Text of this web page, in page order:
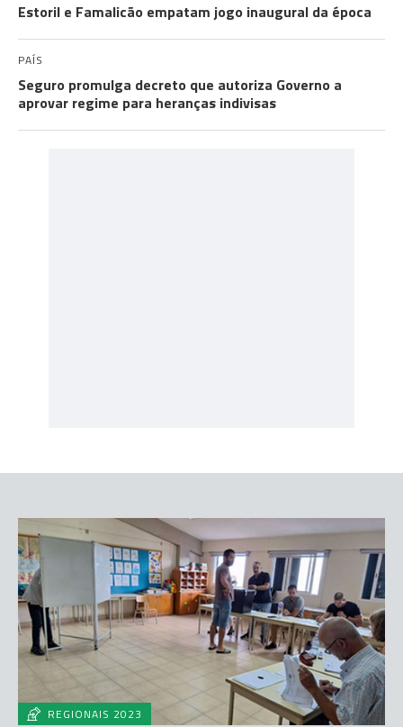
Estoril e Famalicão empatam jogo inaugural da época
PAÍS
Seguro promulga decreto que autoriza Governo a
aprovar regime para heranças indivisas
REGIONAIS 2023